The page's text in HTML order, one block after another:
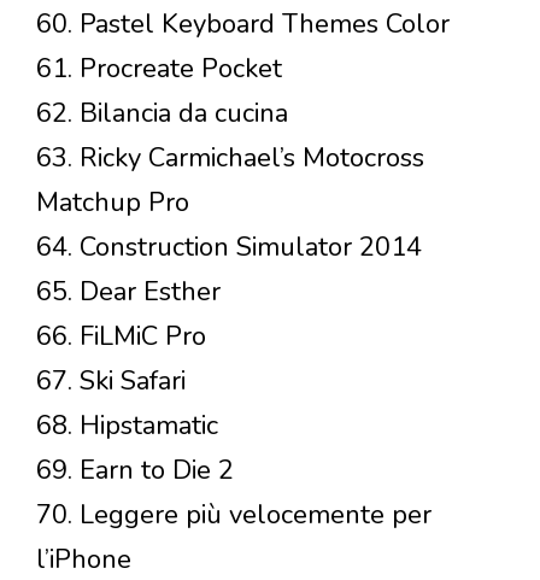
60. Pastel Keyboard Themes Color
61. Procreate Pocket
62. Bilancia da cucina
63. Ricky Carmichael’s Motocross
Matchup Pro
64. Construction Simulator 2014
65. Dear Esther
66. FiLMiC Pro
67. Ski Safari
68. Hipstamatic
69. Earn to Die 2
70. Leggere più velocemente per
l’iPhone